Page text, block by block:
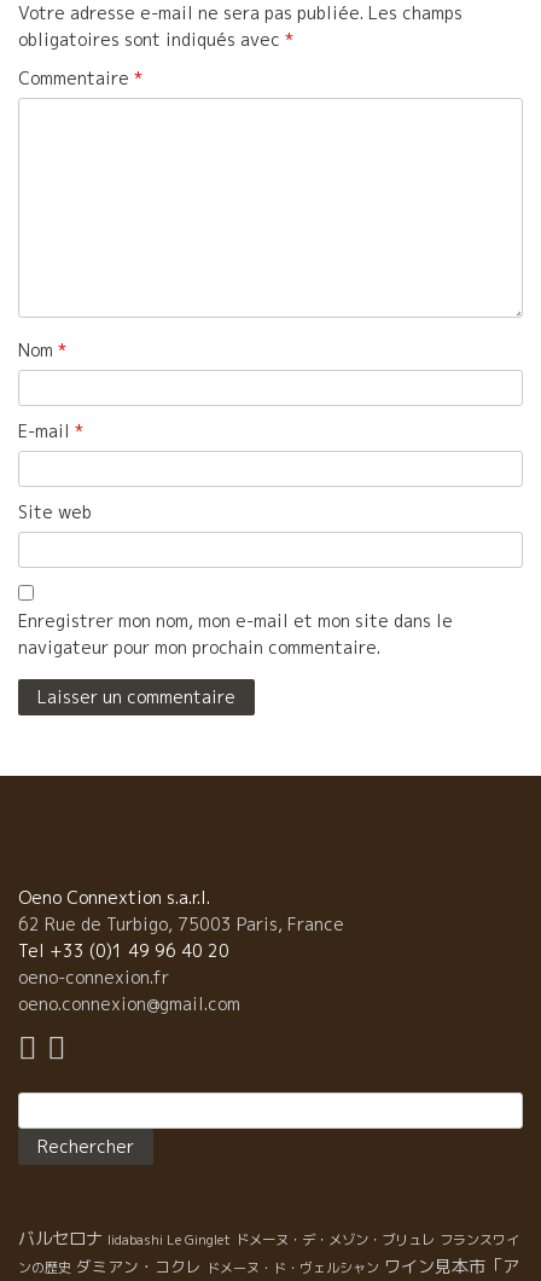
Votre adresse e-mail ne sera pas publiée. Les champs
obligatoires sont indiqués avec *
Commentaire *
Nom *
E-mail *
Site web
Enregistrer mon nom, mon e-mail et mon site dans le
navigateur pour mon prochain commentaire.
Oeno Connextion s.a.r.l.
62 Rue de Turbigo, 75003 Paris, France
Tel +33 (0)1 49 96 40 20
oeno-connexion.fr
oeno.connexion@gmail.com
バルセロナ Iidabashi Le Ginglet ドメーヌ・デ・メゾン・ブリュレ フランスワイ
ンの歴史 ダミアン・コクレ ドメーヌ・ド・ヴェルシャン ワイン見本市「ア